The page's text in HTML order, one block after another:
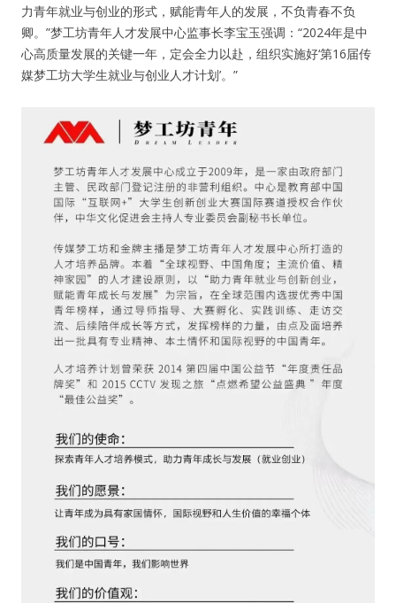
力青年就业与创业的形式，赋能青年人的发展，不负青春不负
卿。”梦工坊青年人才发展中心监事长李宝玉强调：“2024年是中
心高质量发展的关键一年，定会全力以赴，组织实施好‘第16届传
媒梦工坊大学生就业与创业人才计划’。”